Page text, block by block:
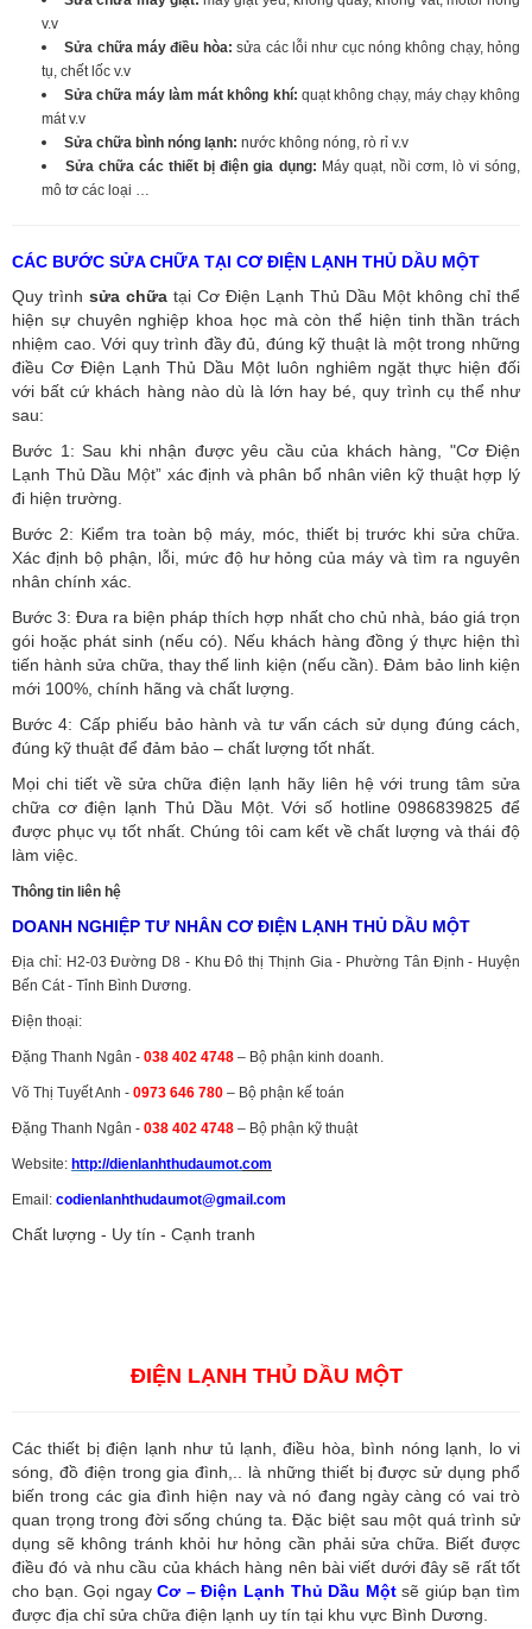
v.v
Sửa chữa máy điều hòa: sửa các lỗi như cục nóng không chạy, hỏng
tụ, chết lốc v.v
Sửa chữa máy làm mát không khí: quạt không chạy, máy chạy không
mát v.v
Sửa chữa bình nóng lạnh: nước không nóng, rò rỉ v.v
Sửa chữa các thiết bị điện gia dụng: Máy quạt, nồi cơm, lò vi sóng,
mô tơ các loại …
CÁC BƯỚC SỬA CHỮA TẠI CƠ ĐIỆN LẠNH THỦ DẦU MỘT
Quy trình sửa chữa tại Cơ Điện Lạnh Thủ Dầu Một không chỉ thể
hiện sự chuyên nghiệp khoa học mà còn thể hiện tinh thần trách
nhiệm cao. Với quy trình đầy đủ, đúng kỹ thuật là một trong những
điều Cơ Điện Lạnh Thủ Dầu Một luôn nghiêm ngặt thực hiện đối
với bất cứ khách hàng nào dù là lớn hay bé, quy trình cụ thể như
sau:
Bước 1: Sau khi nhận được yêu cầu của khách hàng, "Cơ Điện
Lạnh Thủ Dầu Một” xác định và phân bổ nhân viên kỹ thuật hợp lý
đi hiện trường.
Bước 2: Kiểm tra toàn bộ máy, móc, thiết bị trước khi sửa chữa.
Xác định bộ phận, lỗi, mức độ hư hỏng của máy và tìm ra nguyên
nhân chính xác.
Bước 3: Đưa ra biện pháp thích hợp nhất cho chủ nhà, báo giá trọn
gói hoặc phát sinh (nếu có). Nếu khách hàng đồng ý thực hiện thì
tiến hành sửa chữa, thay thế linh kiện (nếu cần). Đảm bảo linh kiện
mới 100%, chính hãng và chất lượng.
Bước 4: Cấp phiếu bảo hành và tư vấn cách sử dụng đúng cách,
đúng kỹ thuật để đảm bảo – chất lượng tốt nhất.
Mọi chi tiết về sửa chữa điện lạnh hãy liên hệ với trung tâm sửa
chữa cơ điện lạnh Thủ Dầu Một. Với số hotline 0986839825 để
được phục vụ tốt nhất. Chúng tôi cam kết về chất lượng và thái độ
làm việc.
Thông tin liên hệ
DOANH NGHIỆP TƯ NHÂN CƠ ĐIỆN LẠNH THỦ DẦU MỘT
Địa chỉ: H2-03 Đường D8 - Khu Đô thị Thịnh Gia - Phường Tân Định - Huyện
Bến Cát - Tỉnh Bình Dương.
Điện thoại:
Đặng Thanh Ngân - 038 402 4748 – Bộ phận kinh doanh.
Võ Thị Tuyết Anh - 0973 646 780 – Bộ phận kế toán
Đặng Thanh Ngân - 038 402 4748 – Bộ phận kỹ thuật
Website: http://dienlanhthudaumot.com
Email: codienlanhthudaumot@gmail.com
Chất lượng - Uy tín - Cạnh tranh
ĐIỆN LẠNH THỦ DẦU MỘT
Các thiết bị điện lạnh như tủ lạnh, điều hòa, bình nóng lạnh, lo vi
sóng, đồ điện trong gia đình,.. là những thiết bị được sử dụng phổ
biến trong các gia đình hiện nay và nó đang ngày càng có vai trò
quan trọng trong đời sống chúng ta. Đặc biệt sau một quá trình sử
dụng sẽ không tránh khỏi hư hỏng cần phải sửa chữa. Biết được
điều đó và nhu cầu của khách hàng nên bài viết dưới đây sẽ rất tốt
cho bạn. Gọi ngayCơ – Điện Lạnh Thủ Dầu Một sẽ giúp bạn tìm
được địa chỉ sửa chữa điện lạnh uy tín tại khu vực Bình Dương.